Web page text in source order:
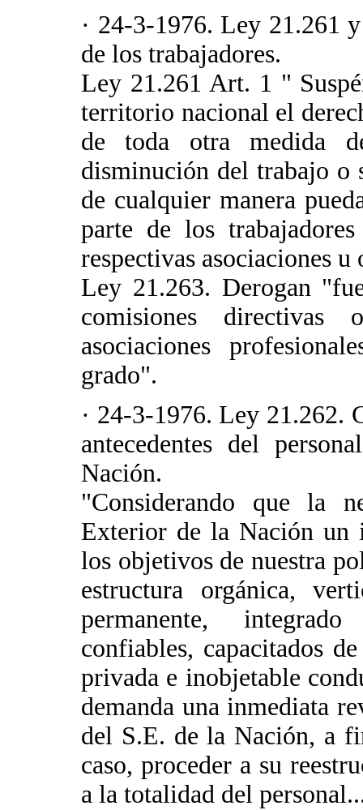
· 24-3-1976. Ley 21.261
de los trabajadores.
Ley 21.261 Art. 1 "
territorio nacional el
de toda otra medida
disminución del trabajo o
de cualquier manera
parte de los
respectivas asociaciones
Ley 21.263. Derogan
comisiones
asociaciones
grado".
· 24-3-1976. Ley 21.262.
antecedentes del
Nación.
"Considerando que la
Exterior de la Nación un
los objetivos de nuestra
estructura orgánica,
permanente,
confiables, capacitados
privada e inobjetable
demanda una inmediata
del S.E. de la Nación, a
caso, proceder a su
a la totalidad del